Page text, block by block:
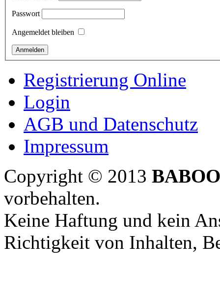
Passwort
Angemeldet bleiben
Registrierung Online
Login
AGB und Datenschutz
Impressum
Copyright © 2013
vorbehalten.
Keine Haftung und kein
Richtigkeit von Inhalten,